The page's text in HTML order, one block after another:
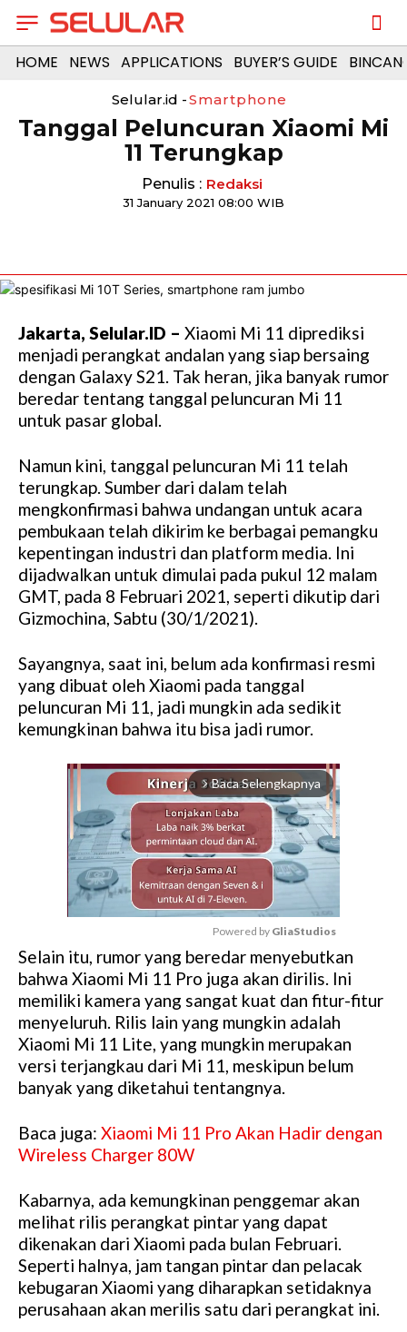
HOME NEWS APPLICATIONS BUYER’S GUIDE
Selular.id -Smartphone
Tanggal Peluncuran Xiaomi Mi
11 Terungkap
Penulis : Redaksi
31 January 2021 08:00 WIB
Jakarta, Selular.ID – Xiaomi Mi 11 diprediksi
menjadi perangkat andalan yang siap bersaing
dengan Galaxy S21. Tak heran, jika banyak rumor
beredar tentang tanggal peluncuran Mi 11
untuk pasar global.
Namun kini, tanggal peluncuran Mi 11 telah
terungkap. Sumber dari dalam telah
mengkonfirmasi bahwa undangan untuk acara
pembukaan telah dikirim ke berbagai pemangku
kepentingan industri dan platform media. Ini
dijadwalkan untuk dimulai pada pukul 12 malam
GMT, pada 8 Februari 2021, seperti dikutip dari
Gizmochina, Sabtu (30/1/2021).
Sayangnya, saat ini, belum ada konfirmasi resmi
yang dibuat oleh Xiaomi pada tanggal
peluncuran Mi 11, jadi mungkin ada sedikit
kemungkinan bahwa itu bisa jadi rumor.
arrow_forward_ios Baca Selengkapnya
M
u
e
Powered by GliaStudios
Selain itu, rumor yang beredar menyebutkan
bahwa Xiaomi Mi 11 Pro juga akan dirilis. Ini
memiliki kamera yang sangat kuat dan fitur-fitur
menyeluruh. Rilis lain yang mungkin adalah
Xiaomi Mi 11 Lite, yang mungkin merupakan
versi terjangkau dari Mi 11, meskipun belum
banyak yang diketahui tentangnya.
Baca juga: Xiaomi Mi 11 Pro Akan Hadir dengan
Wireless Charger 80W
Kabarnya, ada kemungkinan penggemar akan
melihat rilis perangkat pintar yang dapat
dikenakan dari Xiaomi pada bulan Februari.
Seperti halnya, jam tangan pintar dan pelacak
kebugaran Xiaomi yang diharapkan setidaknya
perusahaan akan merilis satu dari perangkat ini.